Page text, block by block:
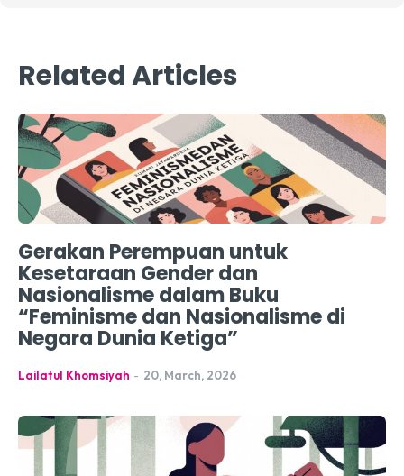
Related Articles
Gerakan Perempuan untuk
Kesetaraan Gender dan
Nasionalisme dalam Buku
“Feminisme dan Nasionalisme di
Negara Dunia Ketiga”
Lailatul Khomsiyah - 20, March, 2026